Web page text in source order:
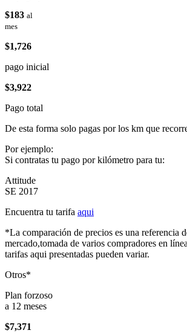
$183 al
mes
$1,726
pago inicial
$3,922
Pago total
De esta forma solo pagas por los km que
Por ejemplo:
Si contratas tu pago por kilómetro para tu:
Attitude
SE 2017
Encuentra tu tarifa aqui
*La comparación de precios es una referencia
mercado,tomada de varios compradores en
tarifas aqui presentadas pueden variar.
Otros*
Plan forzoso
a 12 meses
$7,371